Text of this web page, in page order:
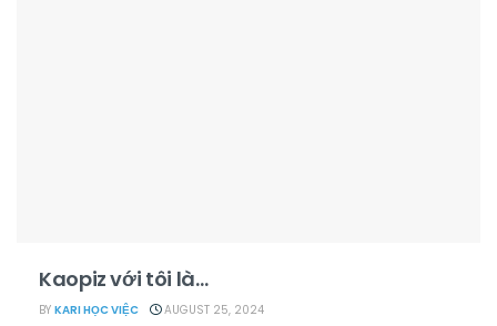
Kaopiz với tôi là…
BY KARI HỌC VIỆC AUGUST 25, 2024